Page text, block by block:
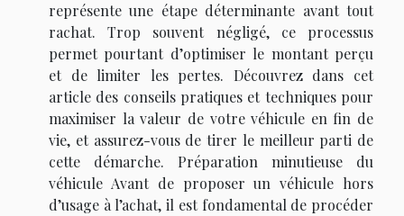
représente une étape déterminante avant tout
rachat. Trop souvent négligé, ce processus
permet pourtant d’optimiser le montant perçu
et de limiter les pertes. Découvrez dans cet
article des conseils pratiques et techniques pour
maximiser la valeur de votre véhicule en fin de
vie, et assurez-vous de tirer le meilleur parti de
cette démarche. Préparation minutieuse du
véhicule Avant de proposer un véhicule hors
d’usage à l’achat, il est fondamental de procéder